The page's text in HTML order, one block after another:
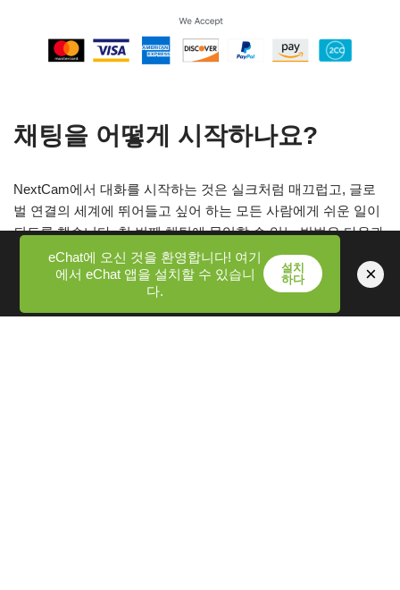
채팅을 어떻게 시작하나요?
NextCam에서 대화를 시작하는 것은 실크처럼 매끄럽고, 글로
벌 연결의 세계에 뛰어들고 싶어 하는 모든 사람에게 쉬운 일이
되도록 했습니다. 첫 번째 채팅에 몰입할 수 있는 방법은 다음과
같습니다.
: 가입이 필요 없습니다. 성별을 선택하고 시작 버
eChat에 오신 것을 환영합니다! 여기
에서 eChat 앱을 설치할 수 있습니
다.
설치
하다
×